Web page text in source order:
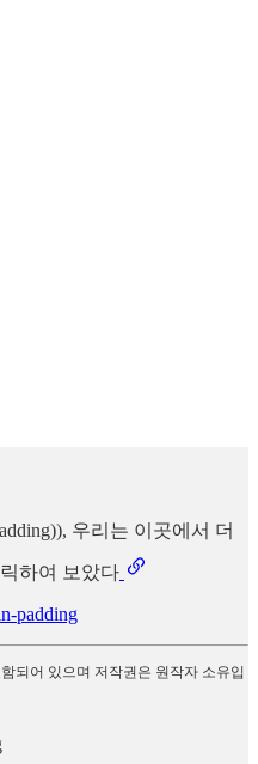
우리는 이곳에서 더
하여 보았다
padding
되어 있으며 저작권은 원작자 소유입